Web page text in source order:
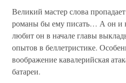
Великий мастер слова
романы бы ему писать… А он и
любит он в начале главы
опытов в беллетристике.
воображение кавалерийская
батареи.